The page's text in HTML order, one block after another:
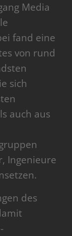
Media
fand eine
von rund
sich
auch aus
Ingenieure
des